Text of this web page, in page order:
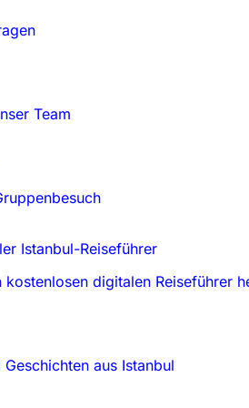
Team
Istanbul-Reiseführer
kostenlosen digitalen Reiseführer
aus Istanbul